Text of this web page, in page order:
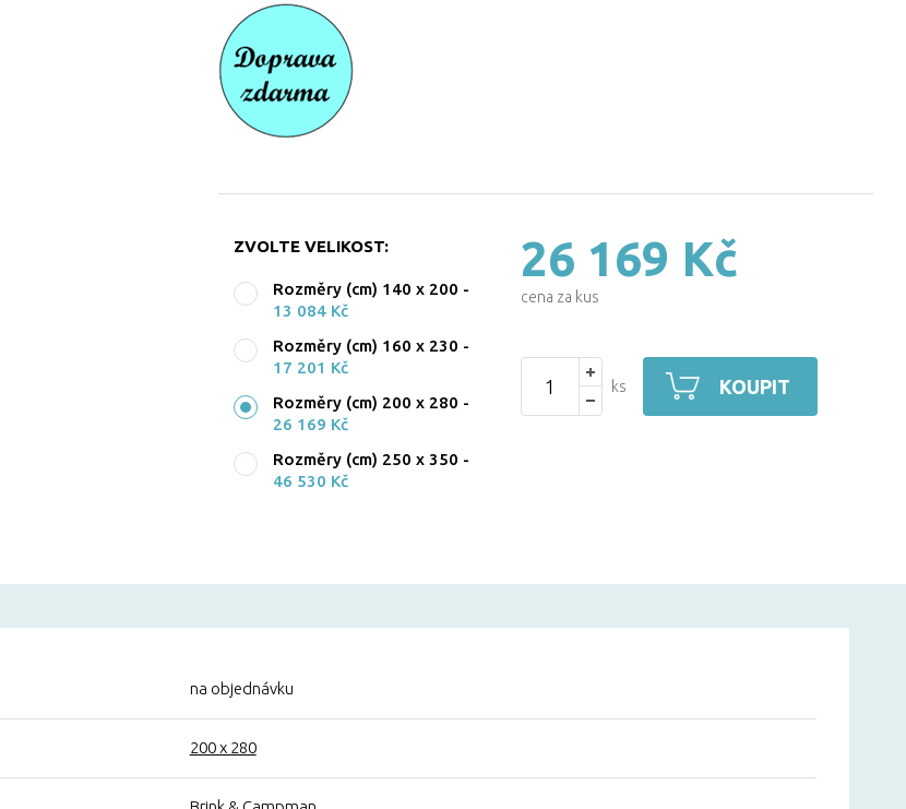
ZVOLTE VELIKOST:
Rozměry (cm) 140 x 200 -
13 084 Kč
Rozměry (cm) 160 x 230 -
17 201 Kč
Rozměry (cm) 200 x 280 -
26 169 Kč
Rozměry (cm) 250 x 350 -
46 530 Kč
26 169 Kč
cena za kus
ks KOUPIT
na objednávku
200 x 280